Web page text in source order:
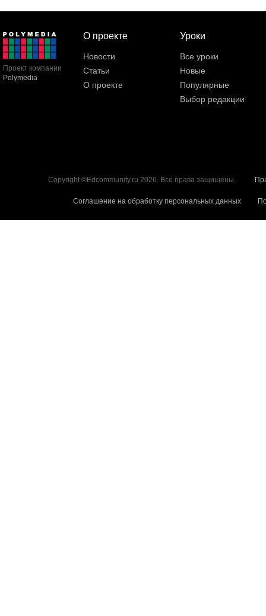
Проект компании
Polymedia
О проекте
Новости
Статьи
О проекте
Уроки
Все уроки
Новые
Популярные
Выбор редакции
Copyright ©Edcommunity.ru 2026. Все права защищены.
Соглашение на обработку персональных данных